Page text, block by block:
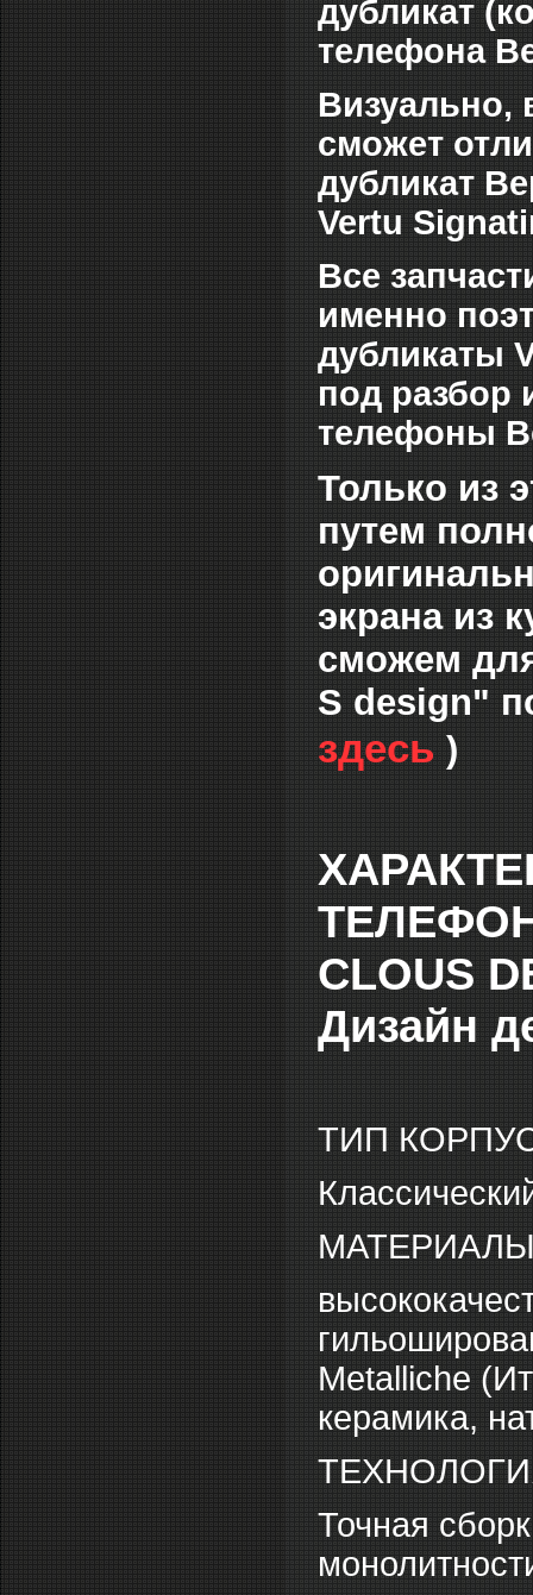
дубликат
телефона
Визуально,
сможет
дубликат
Vertu
Все
именно
дубликаты
под разбор
телефоны
Только из
путем
экрана из
сможем
S design"
здесь )
CLOUS
Дизайн
ТИП
Metalliche
керамика,
Точная